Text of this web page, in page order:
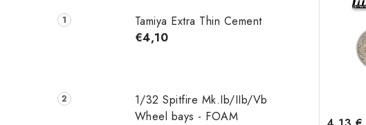
Tamiya Extra Thin Cement
€4,10
1/32 Spitfire Mk.Ib/IIb/Vb
Wheel bays - FOAM